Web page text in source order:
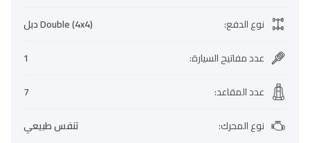
نوع الدفع:
Double (4x4) دبل
عدد مفاتيح السيارة:
1
عدد المقاعد:
7
نوع المحرك: تنفس طبيعي